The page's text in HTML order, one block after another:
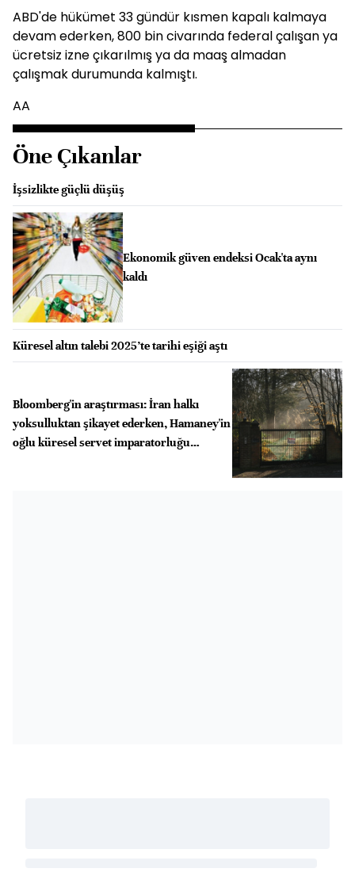
ABD'de hükümet 33 gündür kısmen kapalı kalmaya
devam ederken, 800 bin civarında federal çalışan ya
ücretsiz izne çıkarılmış ya da maaş almadan
çalışmak durumunda kalmıştı.
AA
Öne Çıkanlar
İşsizlikte güçlü düşüş
Ekonomik güven endeksi Ocak'ta aynı
kaldı
Küresel altın talebi 2025’te tarihi eşiği aştı
Bloomberg'in araştırması: İran halkı
yoksulluktan şikayet ederken, Hamaney'in
oğlu küresel servet imparatorluğu